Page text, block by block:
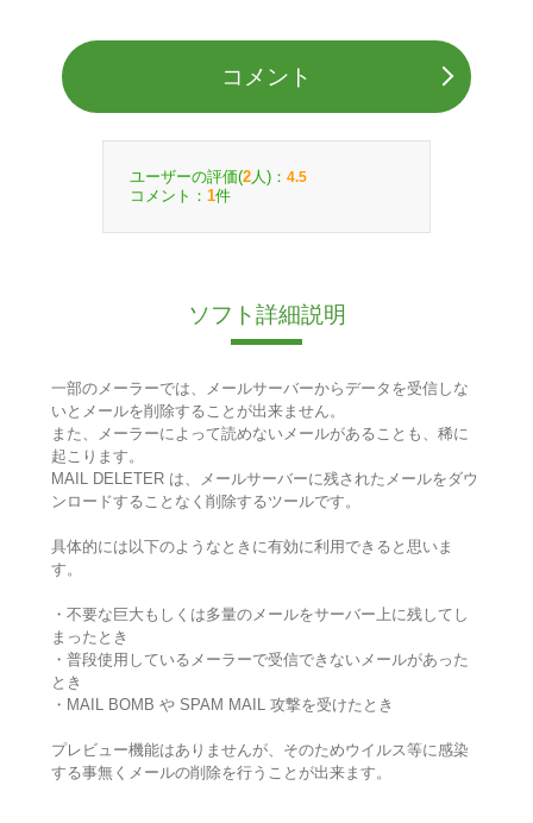
コメント
ユーザーの評価(2 人)： 4.5
コメント： 1件
ソフト詳細説明
一部のメーラーでは、メールサーバーからデータを受信しな
いとメールを削除することが出来ません。
また、メーラーによって読めないメールがあることも、稀に
起こります。
MAIL DELETER は、メールサーバーに残されたメールをダウ
ンロードすることなく削除するツールです。
具体的には以下のようなときに有効に利用できると思いま
す。
・不要な巨大もしくは多量のメールをサーバー上に残してし
まったとき
・普段使用しているメーラーで受信できないメールがあった
とき
・MAIL BOMB や SPAM MAIL 攻撃を受けたとき
プレビュー機能はありませんが、そのためウイルス等に感染
する事無くメールの削除を行うことが出来ます。